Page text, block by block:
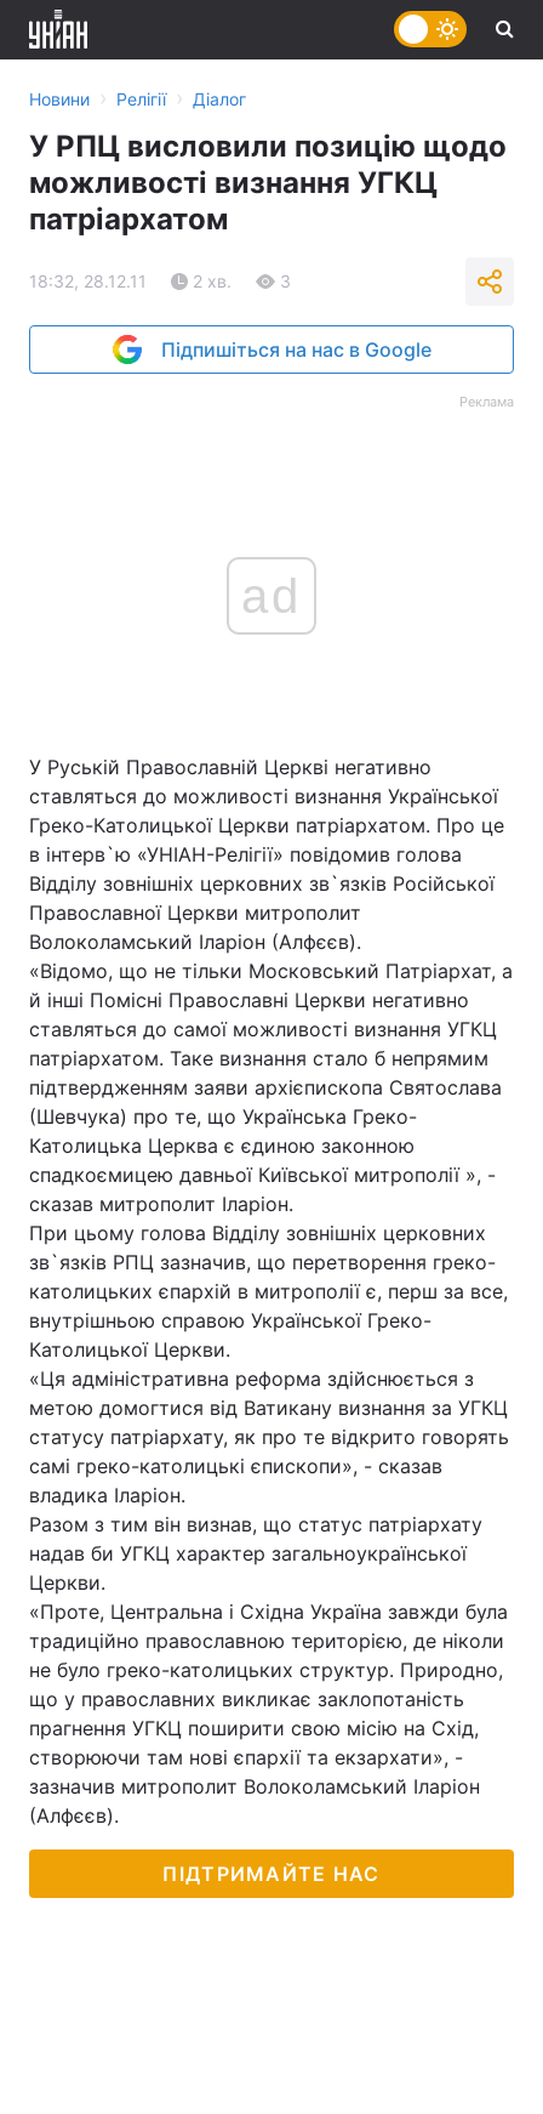
Головна
Україна Політика
Економіка Світ
Спорт
Техно і зв'язок Лайт
Зброя Інциденти
Здоров'я
Цікавинки Погода
Екологія Регіони
Лонгріди
Інтерв'ю Думки
Архів Вакансії
Контакти
Новини › Релігії › Діалог
У РПЦ висловили позицію щодо
можливості визнання УГКЦ
патріархатом
18:32, 28.12.11 2 хв. 3
Підпишіться на нас в Google
Реклама
ad
У Руській Православній Церкві негативно
ставляться до можливості визнання Української
Греко-Католицької Церкви патріархатом. Про це
в інтерв`ю «УНІАН-Релігії» повідомив голова
Відділу зовнішніх церковних зв`язків Російської
Православної Церкви митрополит
Волоколамський Іларіон (Алфєєв).
«Відомо, що не тільки Московський Патріархат, а
й інші Помісні Православні Церкви негативно
ставляться до самої можливості визнання УГКЦ
патріархатом. Таке визнання стало б непрямим
підтвердженням заяви архієпископа Святослава
(Шевчука) про те, що Українська Греко-
Католицька Церква є єдиною законною
спадкоємицею давньої Київської митрополії », -
сказав митрополит Іларіон.
При цьому голова Відділу зовнішніх церковних
зв`язків РПЦ зазначив, що перетворення греко-
католицьких єпархій в митрополії є, перш за все,
внутрішньою справою Української Греко-
Католицької Церкви.
«Ця адміністративна реформа здійснюється з
метою домогтися від Ватикану визнання за УГКЦ
статусу патріархату, як про те відкрито говорять
самі греко-католицькі єпископи», - сказав
владика Іларіон.
Разом з тим він визнав, що статус патріархату
надав би УГКЦ характер загальноукраїнської
Церкви.
«Проте, Центральна і Східна Україна завжди була
традиційно православною територією, де ніколи
не було греко-католицьких структур. Природно,
що у православних викликає заклопотаність
прагнення УГКЦ поширити свою місію на Схід,
створюючи там нові єпархії та екзархати», -
зазначив митрополит Волоколамський Іларіон
(Алфєєв).
ПІДТРИМАЙТЕ НАС